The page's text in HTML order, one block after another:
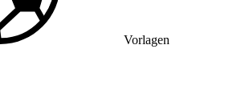
Vorlagen